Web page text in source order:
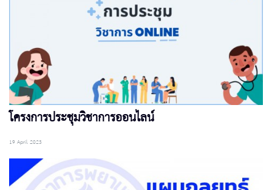
โครงการประชุมวิชาการออนไลน์
19 April 2023